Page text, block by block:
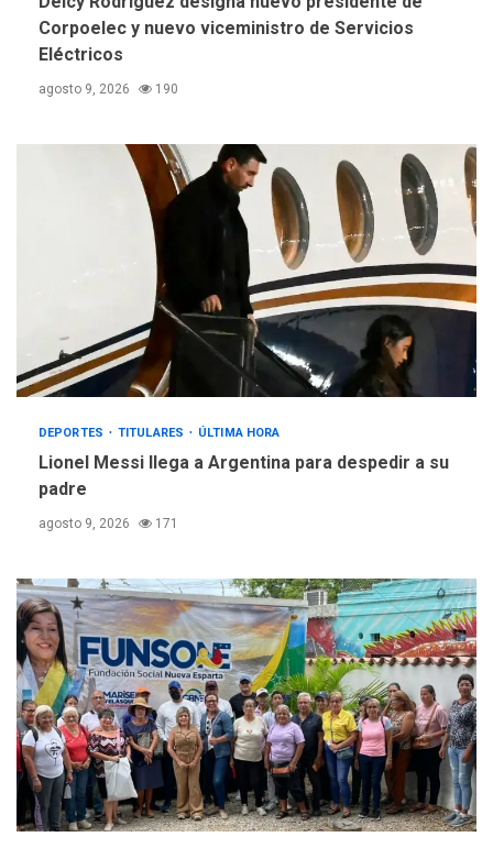
Corpoelec y nuevo viceministro de Servicios
Eléctricos
agosto 9, 2026 190
DEPORTES TITULARES ÚLTIMA HORA
Lionel Messi llega a Argentina para despedir a su
padre
agosto 9, 2026 171